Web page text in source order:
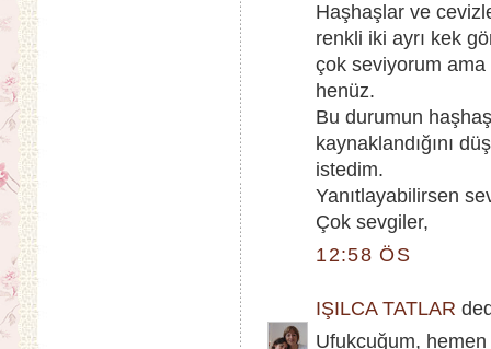
Haşhaşlar ve
renkli iki ayrı kek
çok seviyorum
henüz.
Bu durumun
kaynaklandığını
istedim.
Yanıtlayabilirsen
Çok sevgiler,
12:58 ÖS
IŞILCA TATLAR
Ufukcuğum, hemen